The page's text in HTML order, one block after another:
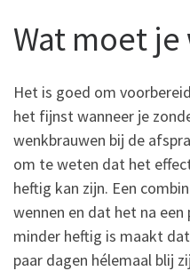
Wat moet je
Het is goed om
het fijnst wanneer je
wenkbrauwen bij de
om te weten dat het
heftig kan zijn. Een
wennen en dat het na
minder heftig is maakt
paar dagen hélemaal blij